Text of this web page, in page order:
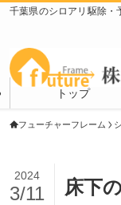
千葉県のシロアリ駆除・
トップ
フューチャーフレーム
床下
2024
3/11